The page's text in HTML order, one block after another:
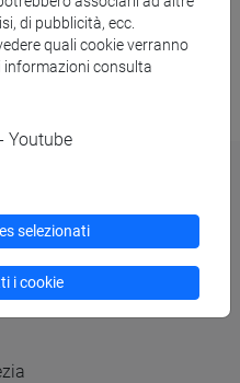
e Beni Culturali
di pubblicità, ecc.
quali cookie verranno
informazioni consulta
Youtube
selezionati
i cookie